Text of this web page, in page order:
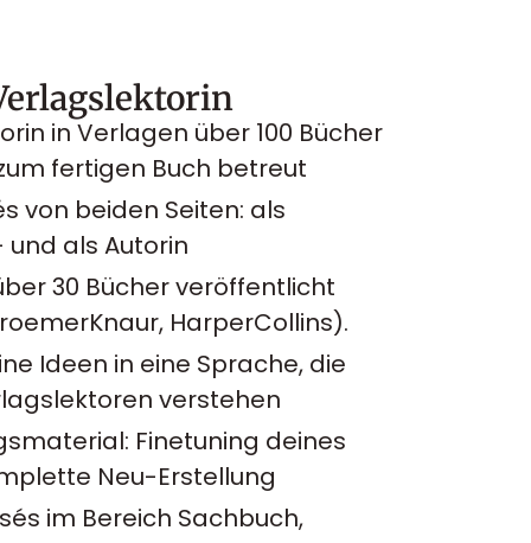
in Verlagen über 100 Bücher
fertigen Buch betreut
von beiden Seiten: als
als Autorin
30 Bücher veröffentlicht
HarperCollins).
Ideen in eine Sprache, die
verstehen
Finetuning deines
Neu-Erstellung
im Bereich Sachbuch,